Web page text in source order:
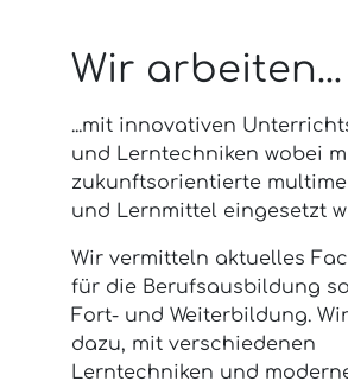
Wir arbeiten...
...mit innovativen
und Lerntechniken wobei
zukunftsorientierte
und Lernmittel eingesetzt
Wir vermitteln aktuelles
für die Berufsausbildung
Fort- und Weiterbildung.
dazu, mit verschiedenen
Lerntechniken und